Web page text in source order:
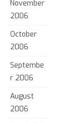
November
2006
October
2006
Septembe
r 2006
August
2006